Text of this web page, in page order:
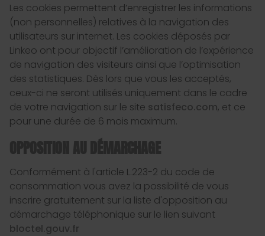
Les cookies permettent d’enregistrer les informations
(non personnelles) relatives à la navigation des
utilisateurs sur internet. Les cookies déposés par
Linkeo ont pour objectif l’amélioration de l’expérience
de navigation des visiteurs ainsi que l’optimisation
des statistiques. Dès lors que vous les acceptés,
ceux-ci ne seront utilisés uniquement dans le cadre
de votre navigation sur le site satisfeco.com, et ce
pour une durée de 6 mois maximum.
OPPOSITION AU DÉMARCHAGE
Conformément à l'article L.223-2 du code de
consommation vous avez la possibilité de vous
inscrire gratuitement sur la liste d'opposition au
démarchage téléphonique sur le lien suivant
bloctel.gouv.fr